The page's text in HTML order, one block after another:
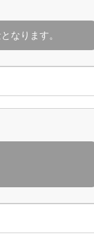
なります。